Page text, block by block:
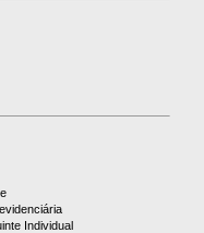
Individual